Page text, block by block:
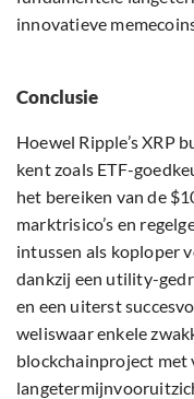
innovatieve
Conclusie
Hoewel Ripple’s XRP
kent zoals ETF-
het bereiken van de
marktrisico’s en
intussen als koploper
dankzij een utility-
en een uiterst
weliswaar enkele
blockchainproject met